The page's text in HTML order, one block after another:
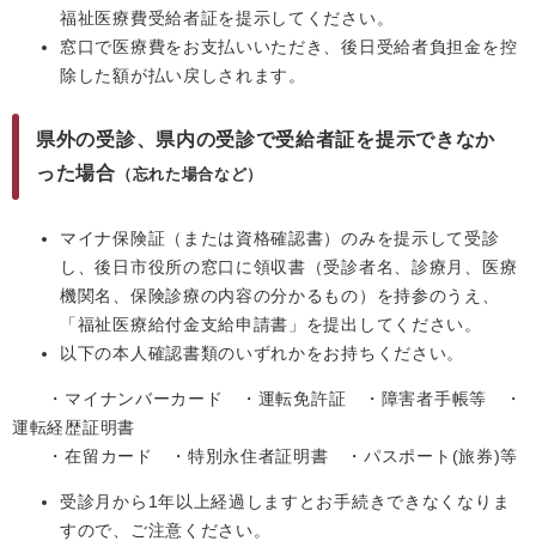
福祉医療費受給者証を提示してください。
窓口で医療費をお支払いいただき、後日受給者負担金を控
除した額が払い戻しされます。
県外の受診、県内の受診で受給者証を提示できなか
った場合 （忘れた場合など）
マイナ保険証（または資格確認書）のみを提示して受診
し、後日市役所の窓口に領収書（受診者名、診療月、医療
機関名、保険診療の内容の分かるもの）を持参のうえ、
「福祉医療給付金支給申請書」を提出してください。
以下の本人確認書類のいずれかをお持ちください。
・マイナンバーカード ・運転免許証 ・障害者手帳等 ・
運転経歴証明書
・在留カード ・特別永住者証明書 ・パスポート(旅券)等
受診月から1年以上経過しますとお手続きできなくなりま
すので、ご注意ください。